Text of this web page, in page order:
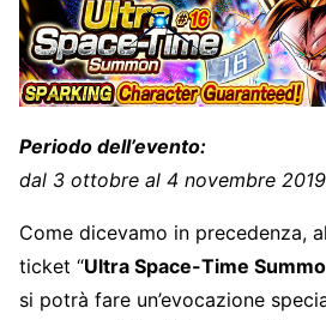
Periodo dell’evento:
dal 3 ottobre al 4 novembre 2019
Come dicevamo in precedenza,
ticket “Ultra Space-Time
si potrà fare un’evocazione